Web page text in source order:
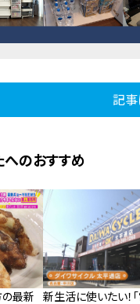
記事
のおすすめ
の最新
新生活に使いたい！